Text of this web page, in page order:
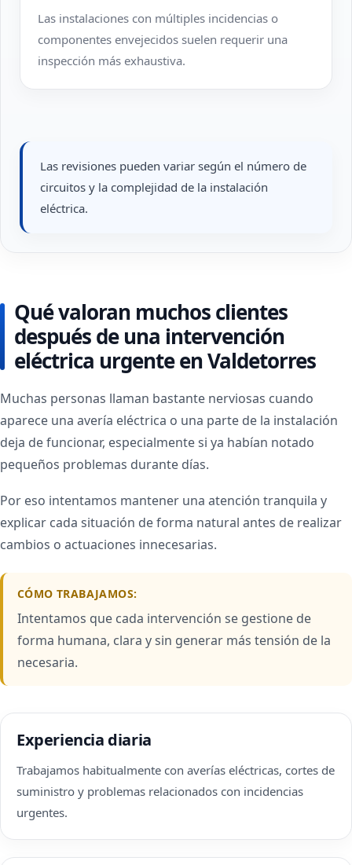
Las instalaciones con múltiples incidencias o
componentes envejecidos suelen requerir una
inspección más exhaustiva.
Las revisiones pueden variar según el número de
circuitos y la complejidad de la instalación
eléctrica.
Qué valoran muchos clientes
después de una intervención
eléctrica urgente en Valdetorres
Muchas personas llaman bastante nerviosas cuando
aparece una avería eléctrica o una parte de la instalación
deja de funcionar, especialmente si ya habían notado
pequeños problemas durante días.
Por eso intentamos mantener una atención tranquila y
explicar cada situación de forma natural antes de realizar
cambios o actuaciones innecesarias.
CÓMO TRABAJAMOS:
Intentamos que cada intervención se gestione de
forma humana, clara y sin generar más tensión de la
necesaria.
Experiencia diaria
Trabajamos habitualmente con averías eléctricas, cortes de
suministro y problemas relacionados con incidencias
urgentes.